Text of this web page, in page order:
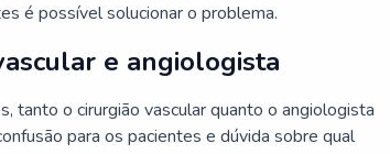
é possível solucionar o problema.
e angiologista
tanto o cirurgião vascular quanto o angiologista
para os pacientes e dúvida sobre qual